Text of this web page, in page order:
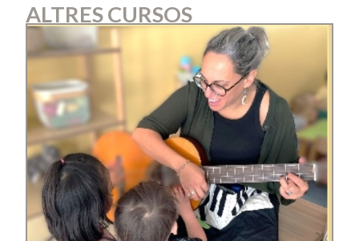
ALTRES CURSOS